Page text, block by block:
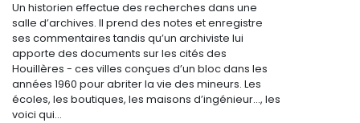
Un historien effectue des recherches dans une
salle d’archives. Il prend des notes et enregistre
ses commentaires tandis qu’un archiviste lui
apporte des documents sur les cités des
Houillères - ces villes conçues d’un bloc dans les
années 1960 pour abriter la vie des mineurs. Les
écoles, les boutiques, les maisons d’ingénieur..., les
voici qui…